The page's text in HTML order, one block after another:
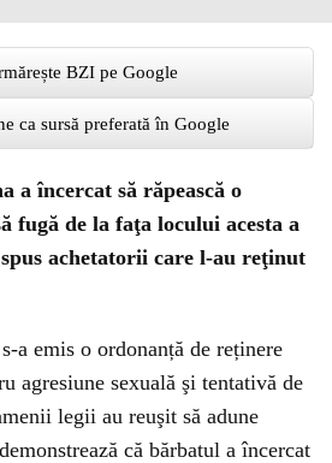
BZI pe Google
ca sursă preferată în Google
a încercat să răpească o
fugă de la faţa locului acesta a
achetatorii care l-au reţinut
a emis o ordonanță de reținere
agresiune sexuală şi tentativă de
legii au reuşit să adune
că bărbatul a încercat